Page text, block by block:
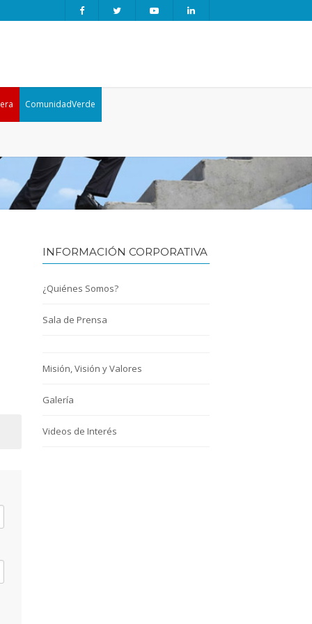
ComunidadVerde
INFORMACIÓN CORPORATIVA
¿Quiénes Somos?
Sala de Prensa
Misión, Visión y Valores
Galería
Videos de Interés